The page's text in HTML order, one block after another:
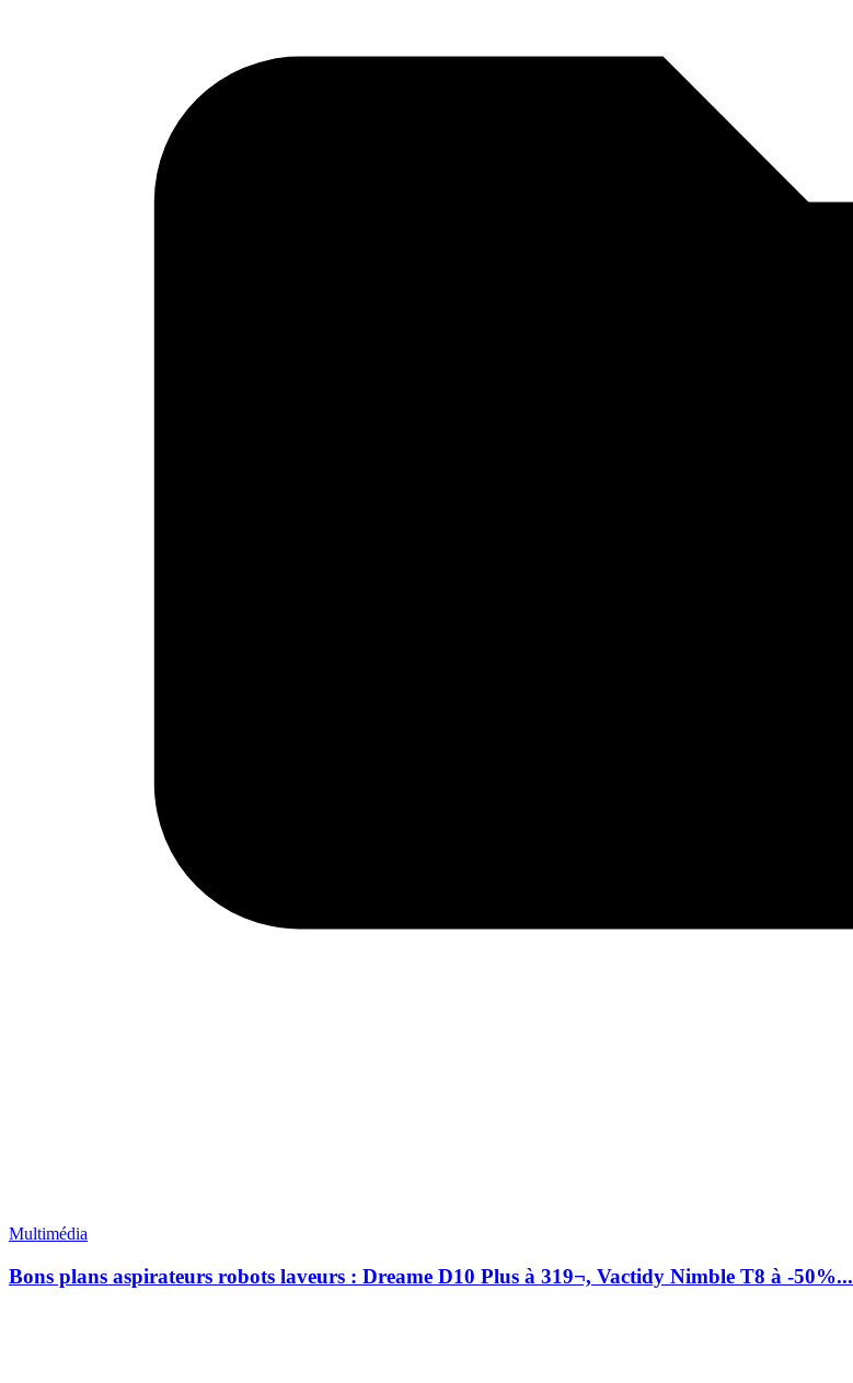
Multimédia
Bons plans aspirateurs robots laveurs : Dreame D10 Plus à 319¬, Vactidy Nimble T8 à -50%...